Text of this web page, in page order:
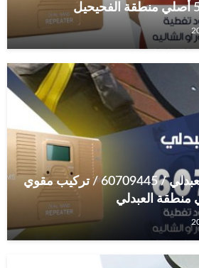
مقوي سيرفس العبدلي / 60709445 / تركيب مقوي